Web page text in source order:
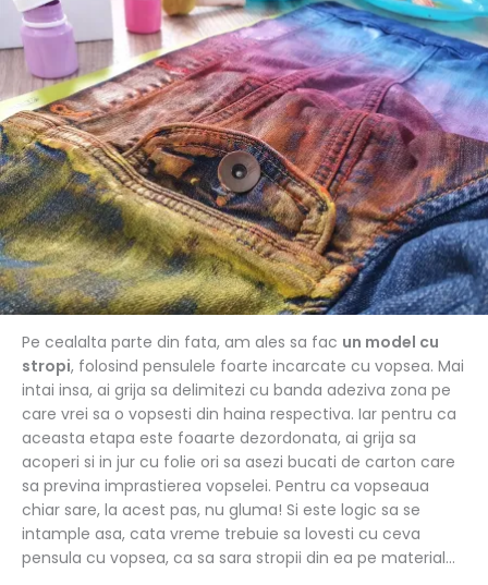
Pe cealalta parte din fata, am ales sa fac un model cu
stropi, folosind pensulele foarte incarcate cu vopsea. Mai
intai insa, ai grija sa delimitezi cu banda adeziva zona pe
care vrei sa o vopsesti din haina respectiva. Iar pentru ca
aceasta etapa este foaarte dezordonata, ai grija sa
acoperi si in jur cu folie ori sa asezi bucati de carton care
sa previna imprastierea vopselei. Pentru ca vopseaua
chiar sare, la acest pas, nu gluma! Si este logic sa se
intample asa, cata vreme trebuie sa lovesti cu ceva
pensula cu vopsea, ca sa sara stropii din ea pe material…